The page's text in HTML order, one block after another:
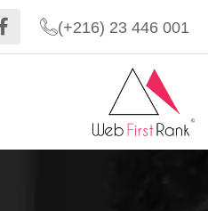
(+216) 23 446 001